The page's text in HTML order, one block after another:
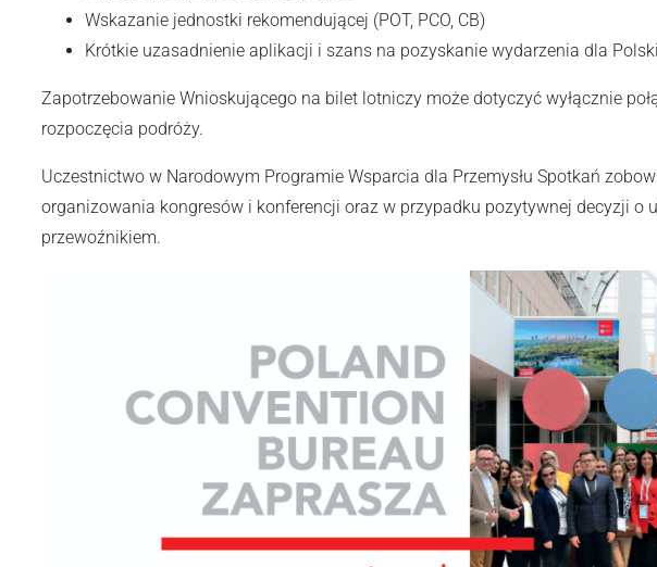
Wskazanie jednostki rekomendującej (POT, PCO, CB)
Krótkie uzasadnienie aplikacji i szans na pozyskanie wydarzenia dla Polski
Zapotrzebowanie Wnioskującego na bilet lotniczy może dotyczyć wyłącznie
rozpoczęcia podróży.
Uczestnictwo w Narodowym Programie Wsparcia dla Przemysłu Spotkań
organizowania kongresów i konferencji oraz w przypadku pozytywnej decyzji o
przewoźnikiem.